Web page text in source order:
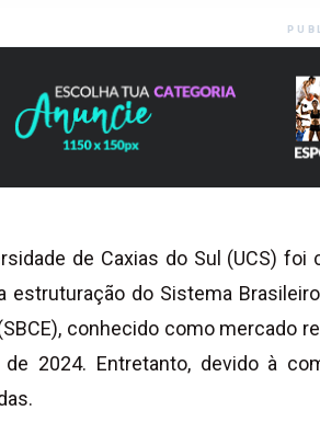
de Caxias do Sul (UCS)
estruturação do Sistema
conhecido como mercado
de 2024. Entretanto, devido à